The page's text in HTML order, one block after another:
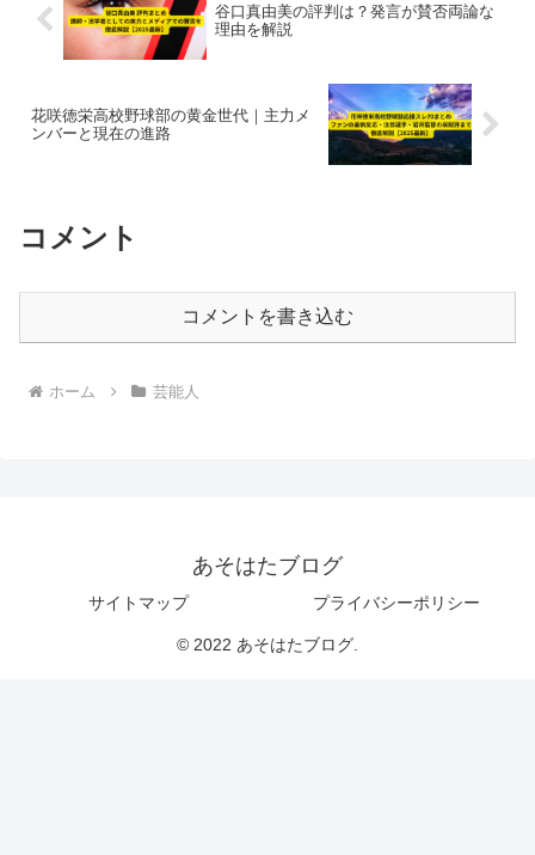
谷口真由美の評判は？発言が賛否両論な
理由を解説
花咲徳栄高校野球部の黄金世代｜主力メ
ンバーと現在の進路
コメント
コメントを書き込む
ホーム 芸能人
あそはたブログ
サイトマップ プライバシーポリシー
© 2022 あそはたブログ.